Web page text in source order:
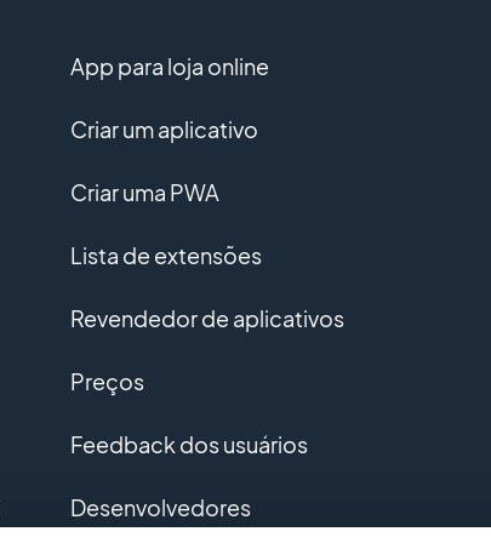
App para loja online
Criar um aplicativo
Criar uma PWA
Lista de extensões
Revendedor de aplicativos
Preços
Feedback dos usuários
Desenvolvedores